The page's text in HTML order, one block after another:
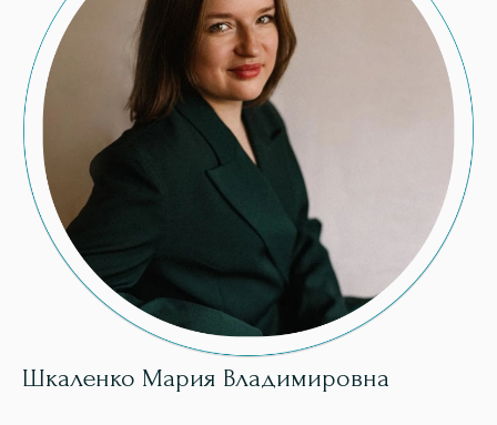
Шкаленко Мария Владимировна